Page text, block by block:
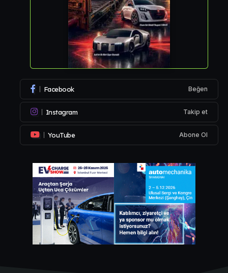
Facebook Beğen
Instagram Takip et
YouTube Abone Ol